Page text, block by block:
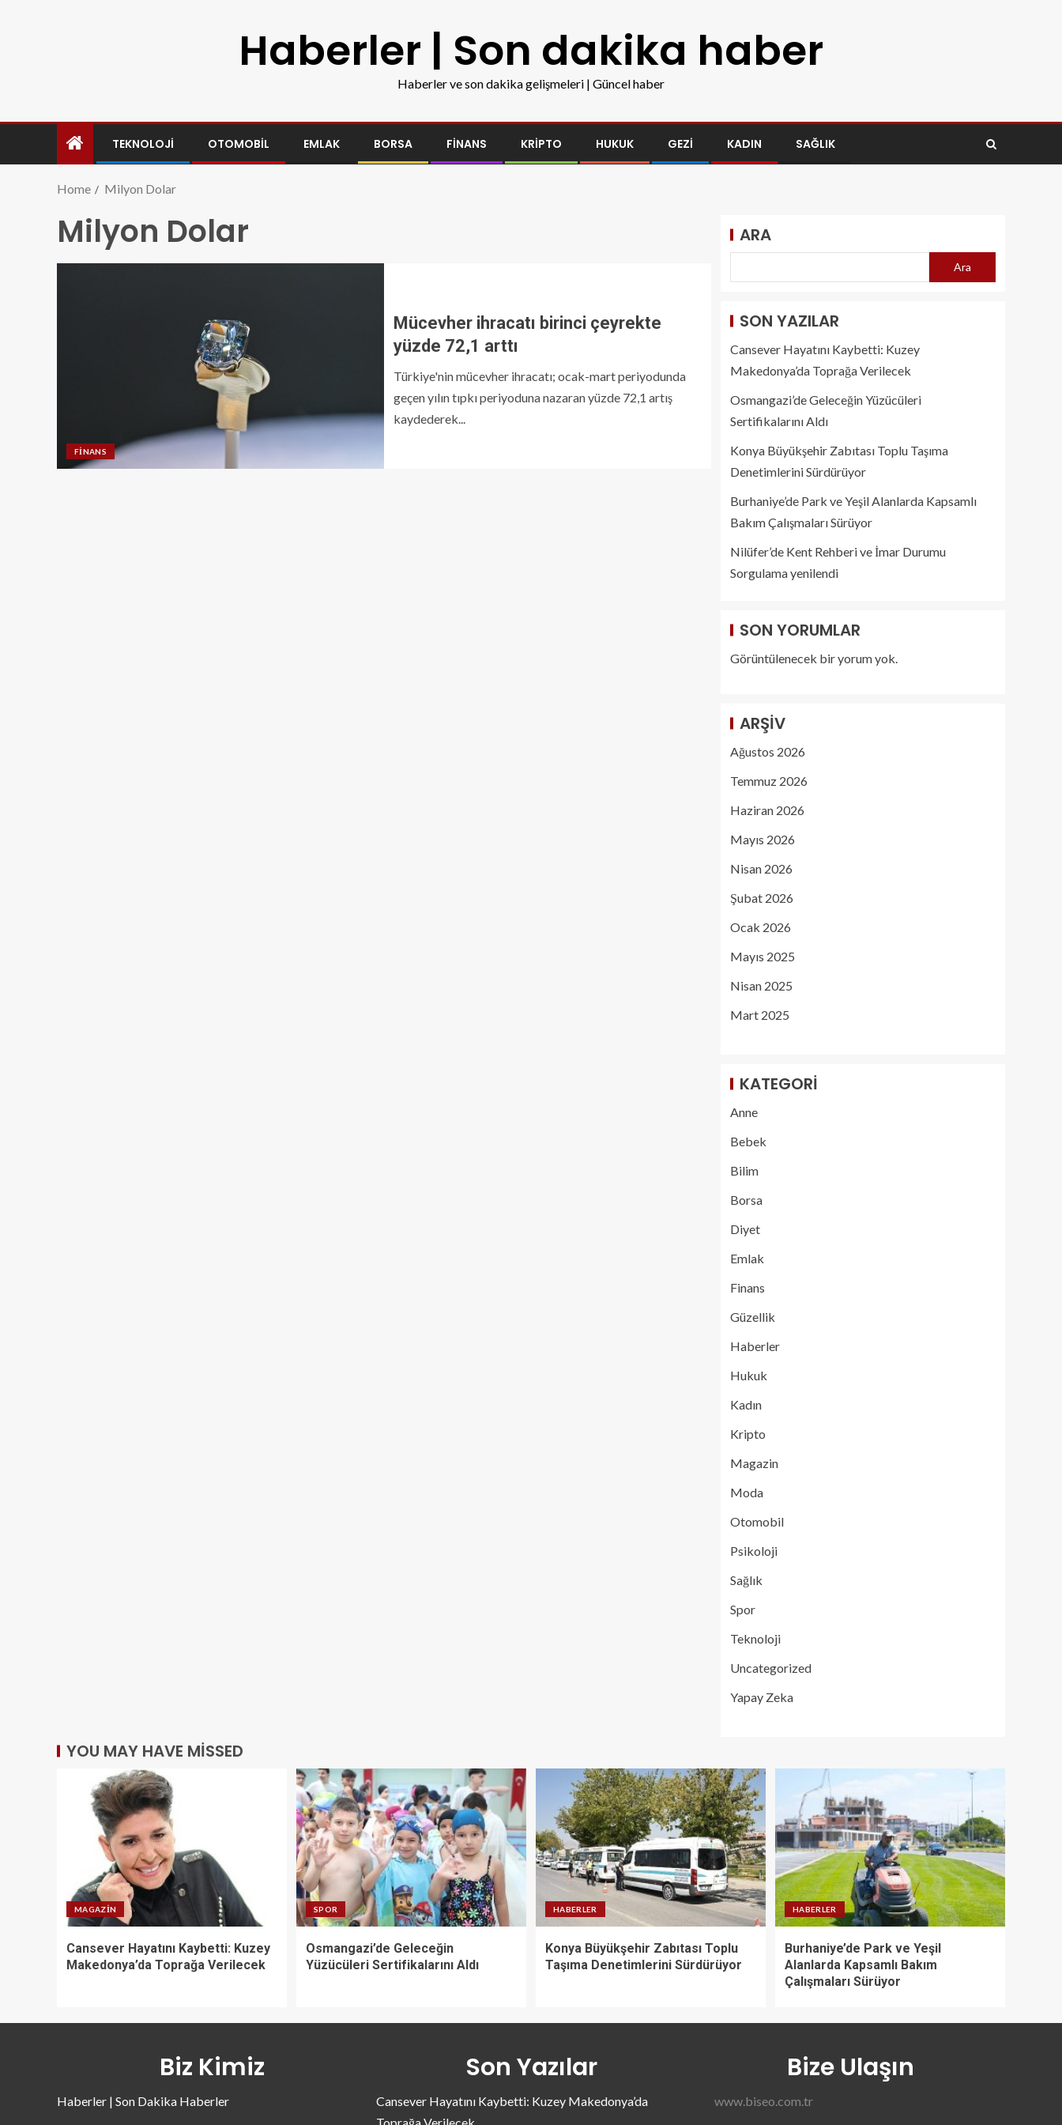
Haberler | Son dakika haber
Haberler ve son dakika gelişmeleri | Güncel haber
TEKNOLOJI OTOMOBIL EMLAK BORSA FINANS KRIPTO HUKUK GEZI KADIN SAĞLIK
Home Milyon Dolar
Milyon Dolar
FINANS
Mücevher ihracatı birinci çeyrekte
yüzde 72,1 arttı
Türkiye'nin mücevher ihracatı; ocak-mart periyodunda
geçen yılın tıpkı periyoduna nazaran yüzde 72,1 artış
kaydederek...
ARA
Ara
SON YAZILAR
Cansever Hayatını Kaybetti: Kuzey
Makedonya’da Toprağa Verilecek
Osmangazi’de Geleceğin Yüzücüleri
Sertifikalarını Aldı
Konya Büyükşehir Zabıtası Toplu Taşıma
Denetimlerini Sürdürüyor
Burhaniye’de Park ve Yeşil Alanlarda Kapsamlı
Bakım Çalışmaları Sürüyor
Nilüfer’de Kent Rehberi ve İmar Durumu
Sorgulama yenilendi
SON YORUMLAR
Görüntülenecek bir yorum yok.
ARŞIV
Ağustos 2026
Temmuz 2026
Haziran 2026
Mayıs 2026
Nisan 2026
Şubat 2026
Ocak 2026
Mayıs 2025
Nisan 2025
Mart 2025
KATEGORI
Anne
Bebek
Bilim
Borsa
Diyet
Emlak
Finans
Güzellik
Haberler
Hukuk
Kadın
Kripto
Magazin
Moda
Otomobil
Psikoloji
Sağlık
Spor
Teknoloji
Uncategorized
Yapay Zeka
YOU MAY HAVE MISSED
MAGAZIN
Cansever Hayatını Kaybetti: Kuzey
Makedonya’da Toprağa Verilecek
SPOR
Osmangazi’de Geleceğin
Yüzücüleri Sertifikalarını Aldı
HABERLER
Konya Büyükşehir Zabıtası Toplu
Taşıma Denetimlerini Sürdürüyor
HABERLER
Burhaniye’de Park ve Yeşil
Alanlarda Kapsamlı Bakım
Çalışmaları Sürüyor
Biz Kimiz
Haberler | Son Dakika Haberler
Son Yazılar
Cansever Hayatını Kaybetti: Kuzey Makedonya’da
Bize Ulaşın
www.biseo.com.tr